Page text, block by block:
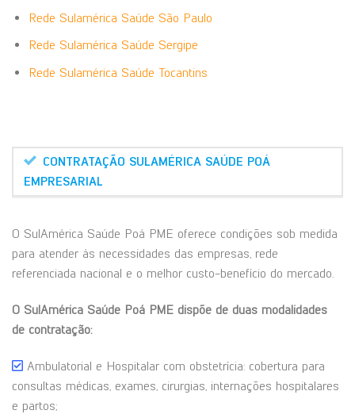
Rede Sulamérica Saúde São Paulo
Rede Sulamérica Saúde Sergipe
Rede Sulamérica Saúde Tocantins
CONTRATAÇÃO SULAMÉRICA SAÚDE POÁ
EMPRESARIAL
O SulAmérica Saúde Poá PME oferece condições sob medida
para atender às necessidades das empresas, rede
referenciada nacional e o melhor custo-benefício do mercado.
O SulAmérica Saúde Poá PME dispõe de duas modalidades
de contratação:
Ambulatorial e Hospitalar com obstetrícia: cobertura para
consultas médicas, exames, cirurgias, internações hospitalares
e partos;